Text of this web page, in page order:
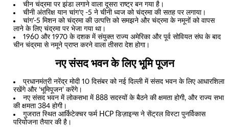
चीन चंद्रमा पर झंडा लगाने वाला दूसरा राष्ट्र बन गया है।
चीनी अंतरिक्ष यान चांग’ए -5 ने चीनी ध्वज को चंद्रमा की सतह पर लगाया।
चांग’-5 मिशन को चंद्रमा की उत्पत्ति को समझने और चंद्रमा के नमूनों को वापस
लाने के लिए चंद्रमा पर भेजा गया था।
1960 और 1970 के दशक में संयुक्त राज्य अमेरिका और पूर्व सोवियत संघ के बाद
चीन चंद्रमा से नमूने प्राप्त करने वाला तीसरा देश होगा।
नए संसद भवन के लिए भूमि पूजन
प्रधानमंत्री नरेंद्र मोदी 10 दिसंबर को नई दिल्ली में संसद भवन के लिए आधारशिला
रखेंगे और ‘भूमिपूजन’ करेंगे।
नए संसद भवन में लोकसभा में 888 सदस्यों के बैठने की क्षमता होगी, और राज्य सभा
की क्षमता 384 होगी।
गुजरात स्थित आर्किटेक्चर फर्म HCP डिज़ाइन्स ने सेंट्रल विस्टा पुनर्विकास
परियोजना तैयार की है।